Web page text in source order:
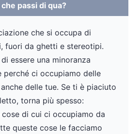
passi di qua?
che si occupa di
fuori da ghetti e stereotipi.
essere una minoranza
perché ci occupiamo delle
delle tue. Se ti è piaciuto
torna più spesso:
di cui ci occupiamo da
queste cose le facciamo